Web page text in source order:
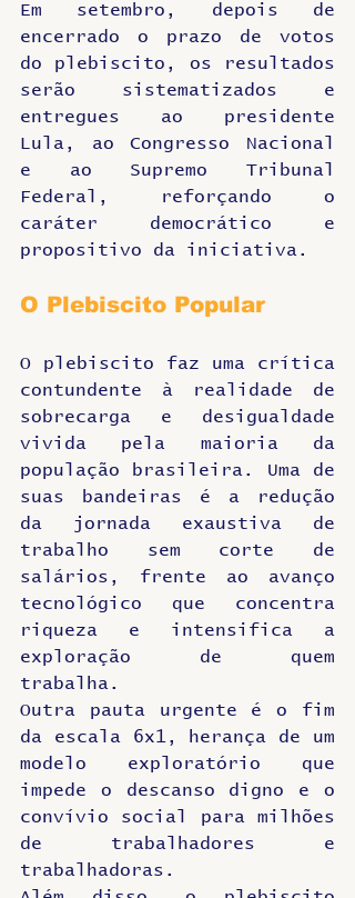
Em setembro, depois de
encerrado o prazo de votos
do plebiscito, os resultados
serão sistematizados e
entregues ao presidente
Lula, ao Congresso Nacional
e ao Supremo Tribunal
Federal, reforçando o
caráter democrático e
propositivo da iniciativa.
O Plebiscito Popular
O plebiscito faz uma crítica
contundente à realidade de
sobrecarga e desigualdade
vivida pela maioria da
população brasileira. Uma de
suas bandeiras é a redução
da jornada exaustiva de
trabalho sem corte de
salários, frente ao avanço
tecnológico que concentra
riqueza e intensifica a
exploração de quem
trabalha.
Outra pauta urgente é o fim
da escala 6x1, herança de um
modelo exploratório que
impede o descanso digno e o
convívio social para milhões
de trabalhadores e
trabalhadoras.